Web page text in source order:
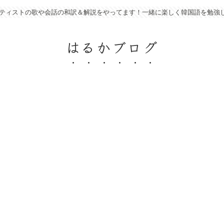
ィストの歌や会話の和訳＆解説をやってます！一緒に楽しく韓国語を勉強
はるかブログ